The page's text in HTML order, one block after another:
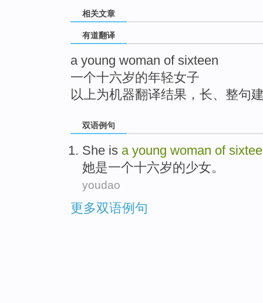
相关文章
有道翻译
a young woman of sixteen
一个十六岁的年轻女子
以上为机器翻译结果，长、整句
双语例句
She is a young woman of
她是一个十六岁的少女。
youdao
更多双语例句